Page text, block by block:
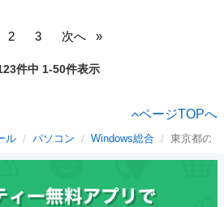
2 3 次へ
件中 1-50件表示
ページTOPへ
ル パソコン Windows総合 東京都の